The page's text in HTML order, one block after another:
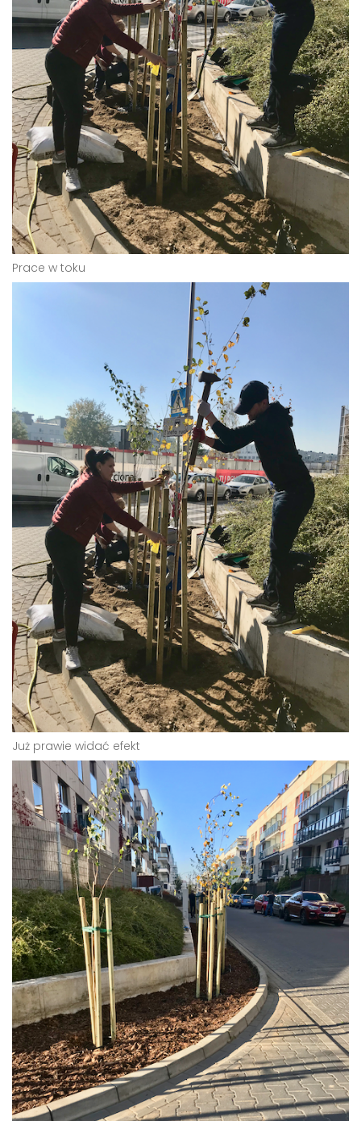
Prace w toku
Już prawie widać efekt